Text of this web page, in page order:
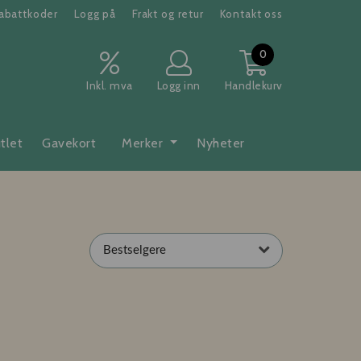
Logg på Frakt og retur Kontakt oss
Inkl. mva Logg inn
0
Handlekurv
Gavekort Merker Nyheter
Bestselgere